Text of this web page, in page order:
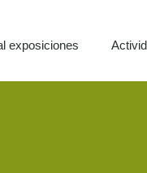
exposiciones